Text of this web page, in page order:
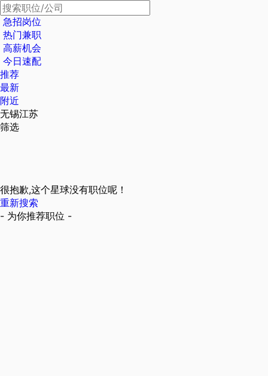
急招岗位
热门兼职
高薪机会
今日速配
推荐
最新
附近
无锡江苏
筛选
很抱歉,这个星球没有职位呢！
重新搜索
- 为你推荐职位 -